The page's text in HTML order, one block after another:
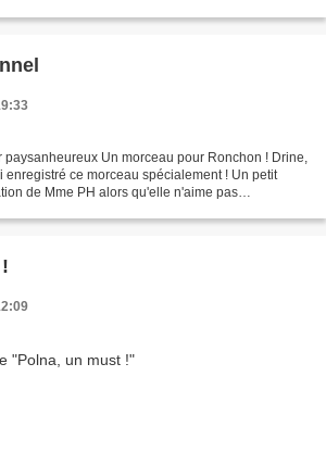
Un morceau pour Ronchon ! Drine,
enregistré ce morceau spécialement ! Un petit
de Mme PH alors qu'elle n'aime pas